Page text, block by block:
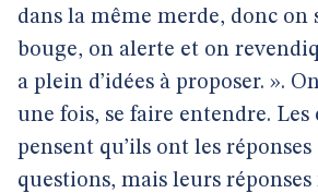
dans la même merde, donc on
bouge, on alerte et on
a plein d’idées à proposer. ».
une fois, se faire entendre. Les
pensent qu’ils ont les
questions, mais leurs réponses